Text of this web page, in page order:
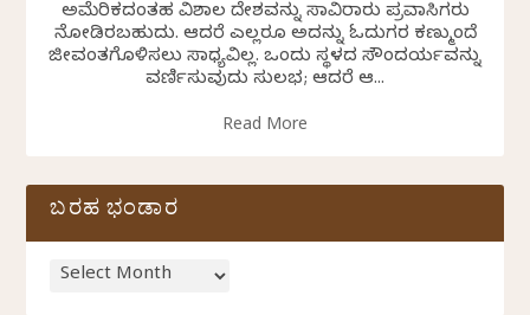
ಅಮೆರಿಕದಂತಹ ವಿಶಾಲ ದೇಶವನ್ನು ಸಾವಿರಾರು ಪ್ರವಾಸಿಗರು
ನೋಡಿರಬಹುದು. ಆದರೆ ಎಲ್ಲರೂ ಅದನ್ನು ಓದುಗರ ಕಣ್ಮುಂದೆ
ಜೀವಂತಗೊಳಿಸಲು ಸಾಧ್ಯವಿಲ್ಲ. ಒಂದು ಸ್ಥಳದ ಸೌಂದರ್ಯವನ್ನು
ವರ್ಣಿಸುವುದು ಸುಲಭ; ಆದರೆ ಆ...
Read More
ಬರಹ ಭಂಡಾರ